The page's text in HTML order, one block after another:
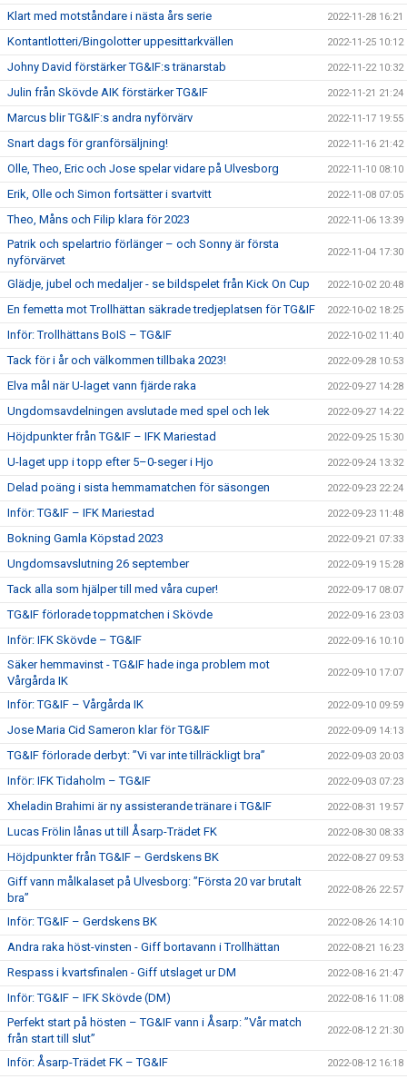
Klart med motståndare i nästa års serie 2022-11-28 16:21
Kontantlotteri/Bingolotter uppesittarkvällen 2022-11-25 10:12
Johny David förstärker TG&IF:s tränarstab 2022-11-22 10:32
Julin från Skövde AIK förstärker TG&IF 2022-11-21 21:24
Marcus blir TG&IF:s andra nyförvärv 2022-11-17 19:55
Snart dags för granförsäljning! 2022-11-16 21:42
Olle, Theo, Eric och Jose spelar vidare på Ulvesborg 2022-11-10 08:10
Erik, Olle och Simon fortsätter i svartvitt 2022-11-08 07:05
Theo, Måns och Filip klara för 2023 2022-11-06 13:39
Patrik och spelartrio förlänger – och Sonny är första
nyförvärvet
2022-11-04 17:30
Glädje, jubel och medaljer - se bildspelet från Kick On Cup 2022-10-02 20:48
En femetta mot Trollhättan säkrade tredjeplatsen för TG&IF 2022-10-02 18:25
Inför: Trollhättans BoIS – TG&IF 2022-10-02 11:40
Tack för i år och välkommen tillbaka 2023! 2022-09-28 10:53
Elva mål när U-laget vann fjärde raka 2022-09-27 14:28
Ungdomsavdelningen avslutade med spel och lek 2022-09-27 14:22
Höjdpunkter från TG&IF – IFK Mariestad 2022-09-25 15:30
U-laget upp i topp efter 5–0-seger i Hjo 2022-09-24 13:32
Delad poäng i sista hemmamatchen för säsongen 2022-09-23 22:24
Inför: TG&IF – IFK Mariestad 2022-09-23 11:48
Bokning Gamla Köpstad 2023 2022-09-21 07:33
Ungdomsavslutning 26 september 2022-09-19 15:28
Tack alla som hjälper till med våra cuper! 2022-09-17 08:07
TG&IF förlorade toppmatchen i Skövde 2022-09-16 23:03
Inför: IFK Skövde – TG&IF 2022-09-16 10:10
Säker hemmavinst - TG&IF hade inga problem mot
Vårgårda IK
2022-09-10 17:07
Inför: TG&IF – Vårgårda IK 2022-09-10 09:59
Jose Maria Cid Sameron klar för TG&IF 2022-09-09 14:13
TG&IF förlorade derbyt: ”Vi var inte tillräckligt bra” 2022-09-03 20:03
Inför: IFK Tidaholm – TG&IF 2022-09-03 07:23
Xheladin Brahimi är ny assisterande tränare i TG&IF 2022-08-31 19:57
Lucas Frölin lånas ut till Åsarp-Trädet FK 2022-08-30 08:33
Höjdpunkter från TG&IF – Gerdskens BK 2022-08-27 09:53
Giff vann målkalaset på Ulvesborg: ”Första 20 var brutalt
bra”
2022-08-26 22:57
Inför: TG&IF – Gerdskens BK 2022-08-26 14:10
Andra raka höst-vinsten - Giff bortavann i Trollhättan 2022-08-21 16:23
Respass i kvartsfinalen - Giff utslaget ur DM 2022-08-16 21:47
Inför: TG&IF – IFK Skövde (DM) 2022-08-16 11:08
Perfekt start på hösten – TG&IF vann i Åsarp: ”Vår match
från start till slut”
2022-08-12 21:30
Inför: Åsarp-Trädet FK – TG&IF 2022-08-12 16:18